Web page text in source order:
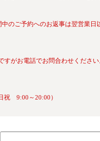
のご予約へのお返事は翌営業日
がお電話でお問合わせください
祝 9:00～20:00）